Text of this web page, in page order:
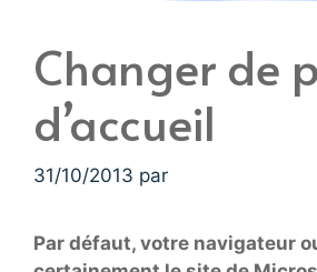
Changer de
d’accueil
31/10/2013 par
Par défaut, votre navigateur